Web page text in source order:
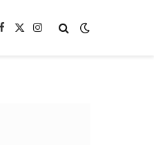
Facebook
X
Instagram